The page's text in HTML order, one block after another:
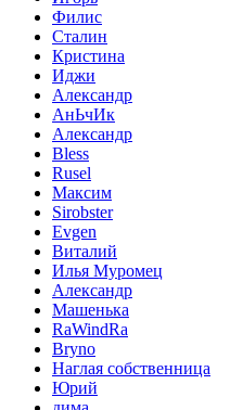
Филис
Сталин
Кристина
Иджи
Александр
АнЬчИк
Александр
Bless
Rusel
Максим
Sirobster
Evgen
Виталий
Илья Муромец
Александр
Машенька
RaWindRa
Bryno
Наглая собственница
Юрий